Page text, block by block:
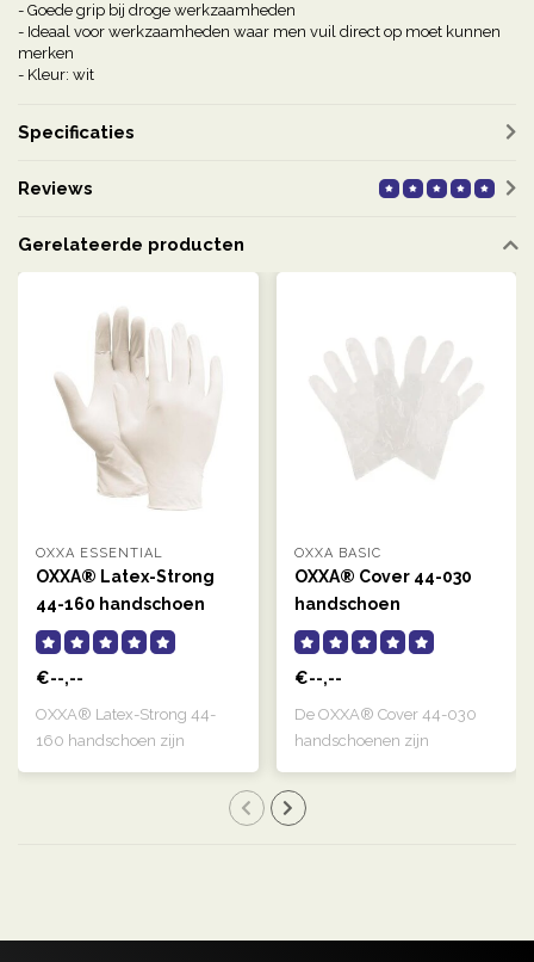
- Goede grip bij droge werkzaamheden
- Ideaal voor werkzaamheden waar men vuil direct op moet kunnen
merken
- Kleur: wit
Specificaties
Reviews
Gerelateerde producten
OXXA ESSENTIAL
OXXA® Latex-Strong
44-160 handschoen
€--,--
OXXA® Latex-Strong 44-
160 handschoen zijn
OXXA BASIC
OXXA® Cover 44-030
handschoen
€--,--
De OXXA® Cover 44-030
handschoenen zijn